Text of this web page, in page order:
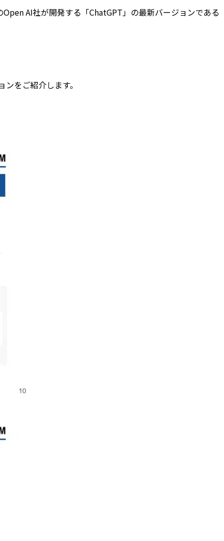
AI社が開発する「ChatGPT」の最新バージョンである
をご紹介します。